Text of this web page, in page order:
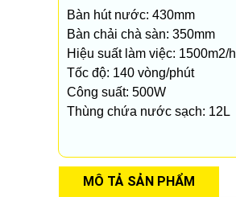
Bàn hút nước: 430mm
Bàn chải chà sàn: 350mm
Hiệu suất làm việc: 1500m2/h
Tốc độ: 140 vòng/phút
Công suất: 500W
Thùng chứa nước sạch: 12L
MÔ TẢ SẢN PHẨM